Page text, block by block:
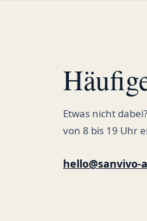
Etwas nicht
von 8 bis 19 Uhr
hello@sanvivo-